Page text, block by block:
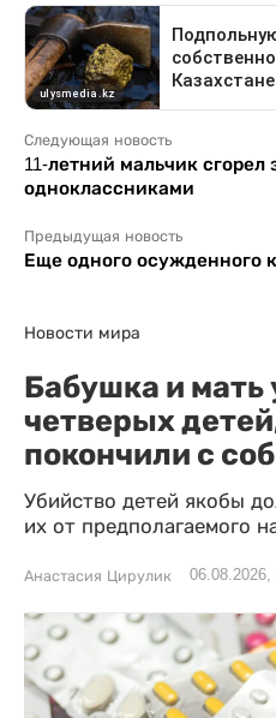
Следующая новость
11-летний мальчик
одноклассниками
Предыдущая новость
Еще одного осужденного
Новости мира
Бабушка и мать
четверых
покончили с
Убийство детей якобы
их от предполагаемого
Анастасия Цирулик 06.08.2026,